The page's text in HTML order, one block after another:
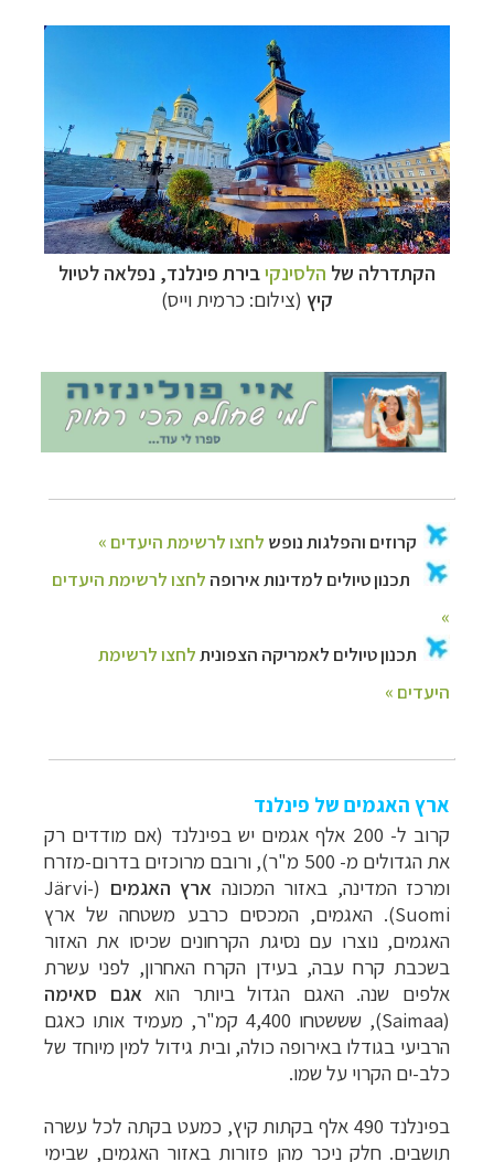
הקתדרלה של הלסינקיבירת פינלנד, נפלאה לטיול
קיץ (צילום: כרמית וייס)
ארץ האגמים של פינלנד
קרוב ל- 200 אלף אגמים יש בפינלנד (אם מודדים רק
את הגדולים מ- 500 מ"ר), ורובם מרוכזים בדרום-מזרח
ומרכז המדינה, באזור המכונה ארץ האגמים (
Järvi-
Suomi). האגמים, המכסים כרבע משטחה של ארץ
האגמים, נוצרו עם נסיגת הקרחונים שכיסו את האזור
בשכבת קרח עבה, בעידן הקרח האחרון, לפני עשרת
אלפים שנה. האגם הגדול ביותר הוא אגם סאימה
(
Saimaa
), שששטחו 4,400 קמ"ר, מעמיד אותו כאגם
הרביעי בגודלו באירופה כולה, ובית גידול למין מיוחד של
כלב-ים הקרוי על שמו.
בפינלנד 490 אלף בקתות קיץ, כמעט בקתה לכל עשרה
תושבים. חלק ניכר מהן פזורות באזור האגמים, שבימי